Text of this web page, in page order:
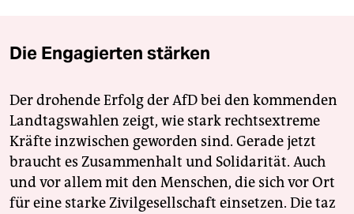
Die Engagierten stärken
Der drohende Erfolg der AfD bei den kommenden
Landtagswahlen zeigt, wie stark rechtsextreme
Kräfte inzwischen geworden sind. Gerade jetzt
braucht es Zusammenhalt und Solidarität. Auch
und vor allem mit den Menschen, die sich vor Ort
für eine starke Zivilgesellschaft einsetzen. Die taz